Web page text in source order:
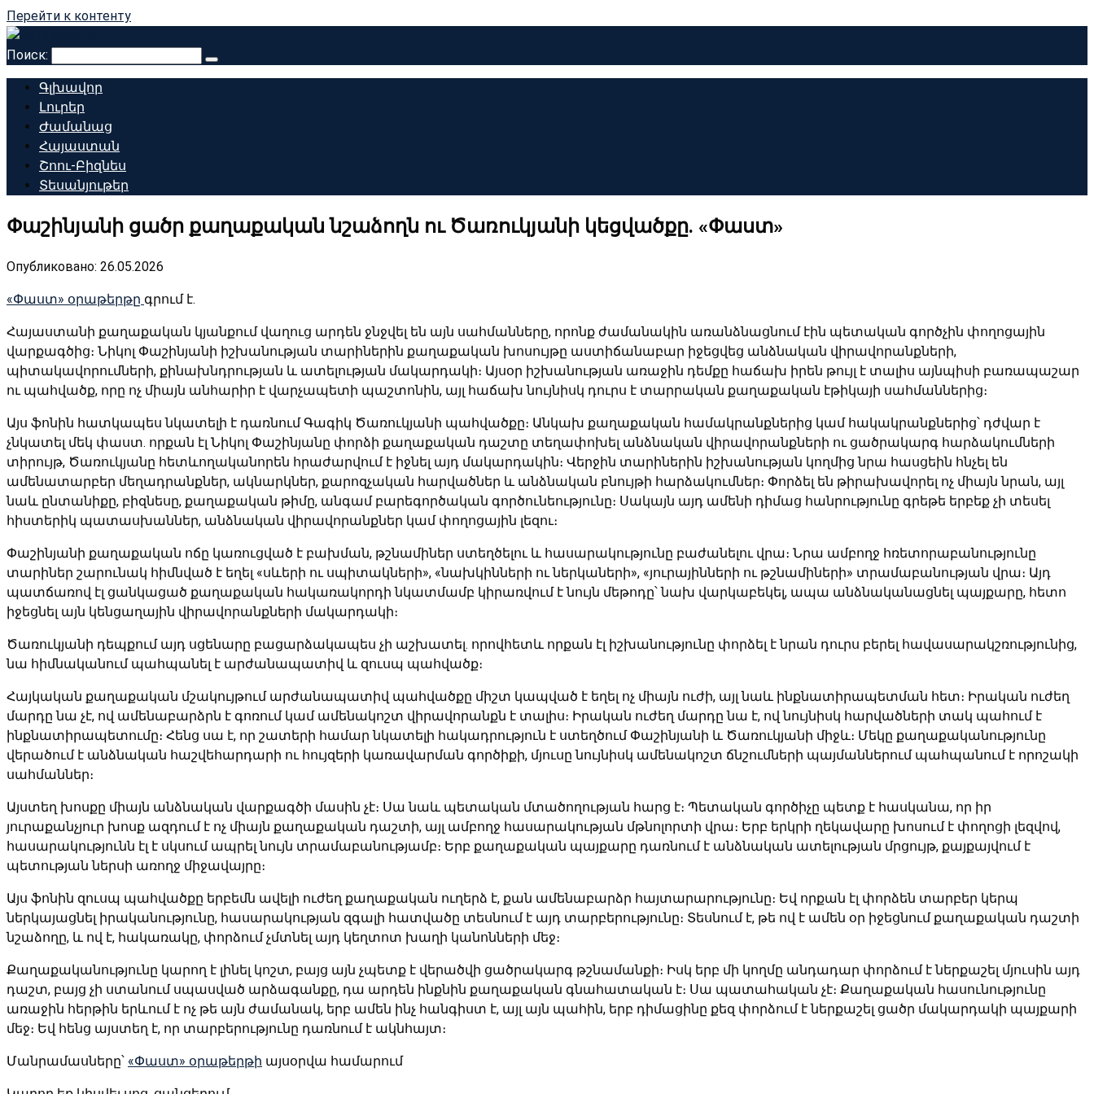
Перейти к контенту
Поиск:
Գլխավոր
Լուրեր
Ժամանաց
Հայաստան
Շոու-Բիզնես
Տեսանյութեր
Փաշինյանի ցածր քաղաքական նշաձողն ու Ծառուկյանի կեցվածքը. «Փաստ»
Опубликовано: 26.05.2026
«Փաստ» օրաթերթը գրում է.
Հայաստանի քաղաքական կյանքում վաղուց արդեն ջնջվել են այն սահմանները, որոնք ժամանակին առանձնացնում էին պետական գործչին փողոցային
վարքագծից։ Նիկոլ Փաշինյանի իշխանության տարիներին քաղաքական խոսույթը աստիճանաբար իջեցվեց անձնական վիրավորանքների,
պիտակավորումների, քինախնդրության և ատելության մակարդակի։ Այսօր իշխանության առաջին դեմքը հաճախ իրեն թույլ է տալիս այնպիսի բառապաշար
ու պահվածք, որը ոչ միայն անհարիր է վարչապետի պաշտոնին, այլ հաճախ նույնիսկ դուրս է տարրական քաղաքական էթիկայի սահմաններից։
Այս ֆոնին հատկապես նկատելի է դառնում Գագիկ Ծառուկյանի պահվածքը։ Անկախ քաղաքական համակրանքներից կամ հակակրանքներից՝ դժվար է
չնկատել մեկ փաստ. որքան էլ Նիկոլ Փաշինյանը փորձի քաղաքական դաշտը տեղափոխել անձնական վիրավորանքների ու ցածրակարգ հարձակումների
տիրույթ, Ծառուկյանը հետևողականորեն հրաժարվում է իջնել այդ մակարդակին։ Վերջին տարիներին իշխանության կողմից նրա հասցեին հնչել են
ամենատարբեր մեղադրանքներ, ակնարկներ, քարոզչական հարվածներ և անձնական բնույթի հարձակումներ։ Փորձել են թիրախավորել ոչ միայն նրան, այլ
նաև ընտանիքը, բիզնեսը, քաղաքական թիմը, անգամ բարեգործական գործունեությունը։ Սակայն այդ ամենի դիմաց հանրությունը գրեթե երբեք չի տեսել
հիստերիկ պատասխաններ, անձնական վիրավորանքներ կամ փողոցային լեզու։
Փաշինյանի քաղաքական ոճը կառուցված է բախման, թշնամիներ ստեղծելու և հասարակությունը բաժանելու վրա։ Նրա ամբողջ հռետորաբանությունը
տարիներ շարունակ հիմնված է եղել «սևերի ու սպիտակների», «նախկինների ու ներկաների», «յուրայինների ու թշնամիների» տրամաբանության վրա։ Այդ
պատճառով էլ ցանկացած քաղաքական հակառակորդի նկատմամբ կիրառվում է նույն մեթոդը՝ նախ վարկաբեկել, ապա անձնականացնել պայքարը, հետո
իջեցնել այն կենցաղային վիրավորանքների մակարդակի։
Ծառուկյանի դեպքում այդ սցենարը բացարձակապես չի աշխատել. որովհետև որքան էլ իշխանությունը փորձել է նրան դուրս բերել հավասարակշռությունից,
նա հիմնականում պահպանել է արժանապատիվ և զուսպ պահվածք։
Հայկական քաղաքական մշակույթում արժանապատիվ պահվածքը միշտ կապված է եղել ոչ միայն ուժի, այլ նաև ինքնատիրապետման հետ։ Իրական ուժեղ
մարդը նա չէ, ով ամենաբարձրն է գոռում կամ ամենակոշտ վիրավորանքն է տալիս։ Իրական ուժեղ մարդը նա է, ով նույնիսկ հարվածների տակ պահում է
ինքնատիրապետումը։ Հենց սա է, որ շատերի համար նկատելի հակադրություն է ստեղծում Փաշինյանի և Ծառուկյանի միջև։ Մեկը քաղաքականությունը
վերածում է անձնական հաշվեհարդարի ու հույզերի կառավարման գործիքի, մյուսը նույնիսկ ամենակոշտ ճնշումների պայմաններում պահպանում է որոշակի
սահմաններ։
Այստեղ խոսքը միայն անձնական վարքագծի մասին չէ։ Սա նաև պետական մտածողության հարց է։ Պետական գործիչը պետք է հասկանա, որ իր
յուրաքանչյուր խոսք ազդում է ոչ միայն քաղաքական դաշտի, այլ ամբողջ հասարակության մթնոլորտի վրա։ Երբ երկրի ղեկավարը խոսում է փողոցի լեզվով,
հասարակությունն էլ է սկսում ապրել նույն տրամաբանությամբ։ Երբ քաղաքական պայքարը դառնում է անձնական ատելության մրցույթ, քայքայվում է
պետության ներսի առողջ միջավայրը։
Այս ֆոնին զուսպ պահվածքը երբեմն ավելի ուժեղ քաղաքական ուղերձ է, քան ամենաբարձր հայտարարությունը։ Եվ որքան էլ փորձեն տարբեր կերպ
ներկայացնել իրականությունը, հասարակության զգալի հատվածը տեսնում է այդ տարբերությունը։ Տեսնում է, թե ով է ամեն օր իջեցնում քաղաքական դաշտի
նշաձողը, և ով է, հակառակը, փորձում չմտնել այդ կեղտոտ խաղի կանոնների մեջ։
Քաղաքականությունը կարող է լինել կոշտ, բայց այն չպետք է վերածվի ցածրակարգ թշնամանքի։ Իսկ երբ մի կողմը անդադար փորձում է ներքաշել մյուսին այդ
դաշտ, բայց չի ստանում սպասված արձագանքը, դա արդեն ինքնին քաղաքական գնահատական է։ Սա պատահական չէ։ Քաղաքական հասունությունը
առաջին հերթին երևում է ոչ թե այն ժամանակ, երբ ամեն ինչ հանգիստ է, այլ այն պահին, երբ դիմացինը քեզ փորձում է ներքաշել ցածր մակարդակի պայքարի
մեջ։ Եվ հենց այստեղ է, որ տարբերությունը դառնում է ակնհայտ։
Մանրամասները՝ «Փաստ» օրաթերթի այսօրվա համարում